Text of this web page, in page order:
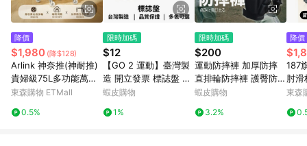
降價
$1,980 (降$128)
Arlink 神奈推(神耐推)
貴婦級75L多功能萬向
直排輪 折疊收納手推車
東森購物 ETMall
0.5%
限時加碼
$12
【GO 2 運動】臺灣製
造 開立發票 標誌盤 角
錐 飛碟盤 障礙錐 訓練
敏捷訓練 可以加購網袋
蝦皮購物
1%
限時加碼
$200
運動防摔褲 加厚防摔
直排輪防摔褲 護臀防摔
褲 護臀褲 溜冰防摔褲
【AAA6904】
蝦皮購物
3.2%
降價
187
肘滑
手套
東森